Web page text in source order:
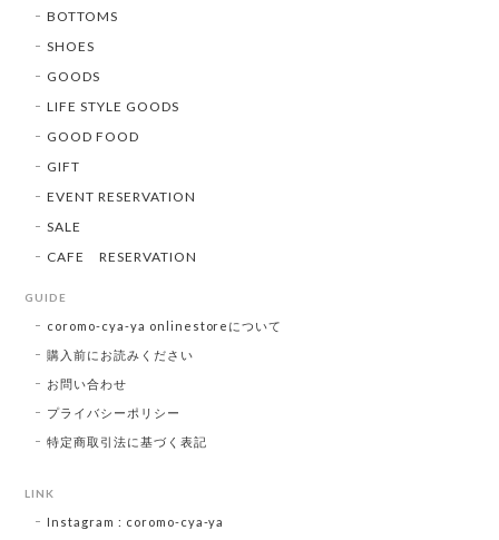
BOTTOMS
SHOES
GOODS
LIFE STYLE GOODS
GOOD FOOD
GIFT
EVENT RESERVATION
SALE
CAFE RESERVATION
GUIDE
coromo-cya-ya onlinestoreについて
購入前にお読みください
お問い合わせ
プライバシーポリシー
特定商取引法に基づく表記
LINK
Instagram : coromo-cya-ya